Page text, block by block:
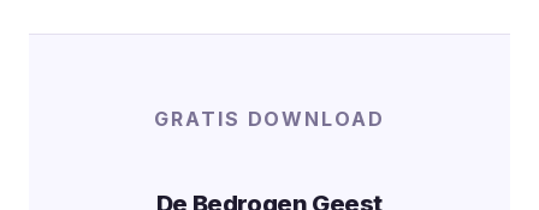
GRATIS DOWNLOAD
De Bedrogen Geest